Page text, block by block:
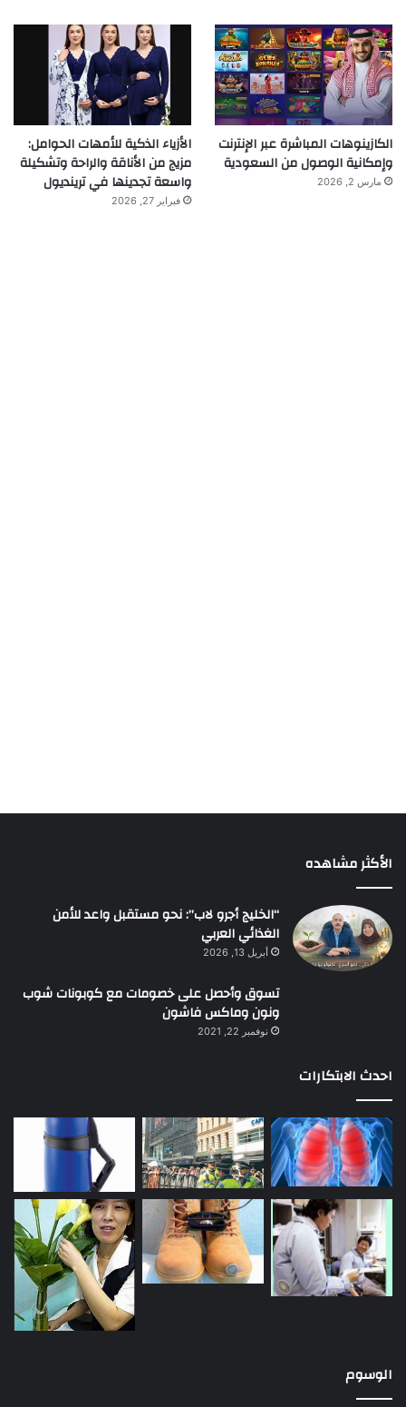
الكازينوهات المباشرة عبر الإنترنت
وإمكانية الوصول من السعودية
مارس 2, 2026
الأزياء الذكية للأمهات الحوامل:
مزيج من الأناقة والراحة وتشكيلة
واسعة تجدينها في ترينديول
فبراير 27, 2026
الأكثر مشاهده
“الخليج أجرو لاب”: نحو مستقبل واعد للأمن
الغذائي العربي
أبريل 13, 2026
تسوق وأحصل على خصومات مع كوبونات شوب
ونون وماكس فاشون
نوفمبر 22, 2021
احدث الابتكارات
الوسوم